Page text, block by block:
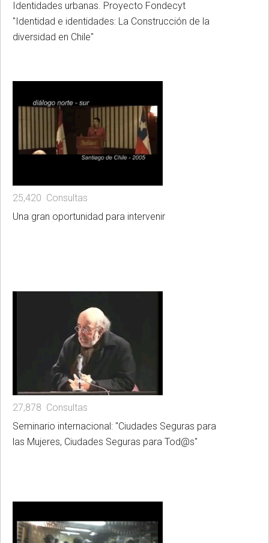
Identidades urbanas. Proyecto Fondecyt
"Identidad e identidades: La Construcción de la
diversidad en Chile"
25,420 Consultas
Una gran oportunidad para intervenir
27,878 Consultas
Seminario internacional: "Ciudades Seguras para
las Mujeres, Ciudades Seguras para Tod@s"